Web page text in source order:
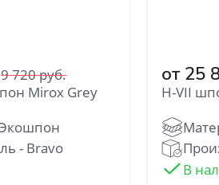
9 720 руб.
Mirox Grey
- Bravo
от 25
H-VII
Отправить
Вы